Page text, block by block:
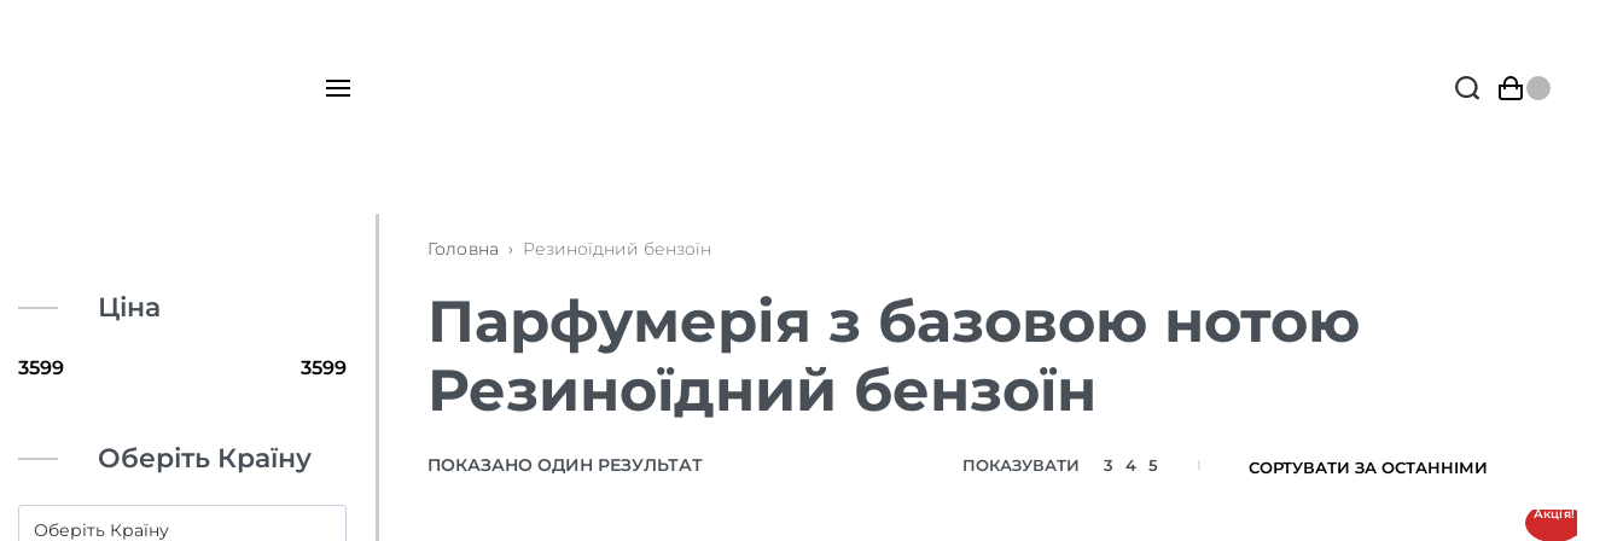
Ціна
Оберіть Країну
Головна › Резиноїдний бензоїн
Парфумерія з базовою нотою
Резиноїдний бензоїн
ПОКАЗАНО ОДИН РЕЗУЛЬТАТ ПОКАЗУВАТИ 3 4 5
Акція!